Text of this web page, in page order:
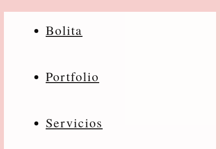
Bolita
Portfolio
Servicios